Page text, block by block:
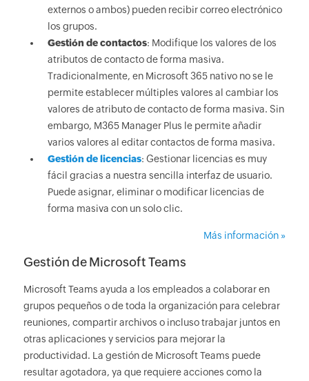
externos o ambos) pueden recibir correo electrónico
los grupos.
Gestión de contactos: Modifique los valores de los
atributos de contacto de forma masiva.
Tradicionalmente, en Microsoft 365 nativo no se le
permite establecer múltiples valores al cambiar los
valores de atributo de contacto de forma masiva. Sin
embargo, M365 Manager Plus le permite añadir
varios valores al editar contactos de forma masiva.
Gestión de licencias: Gestionar licencias es muy
fácil gracias a nuestra sencilla interfaz de usuario.
Puede asignar, eliminar o modificar licencias de
forma masiva con un solo clic.
Más información »
Gestión de Microsoft Teams
Microsoft Teams ayuda a los empleados a colaborar en
grupos pequeños o de toda la organización para celebrar
reuniones, compartir archivos o incluso trabajar juntos en
otras aplicaciones y servicios para mejorar la
productividad. La gestión de Microsoft Teams puede
resultar agotadora, ya que requiere acciones como la